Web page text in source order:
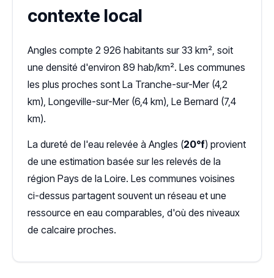
contexte local
Angles compte 2 926 habitants sur 33 km², soit
une densité d'environ 89 hab/km². Les communes
les plus proches sont La Tranche-sur-Mer (4,2
km), Longeville-sur-Mer (6,4 km), Le Bernard (7,4
km).
La dureté de l'eau relevée à Angles (20°f) provient
de une estimation basée sur les relevés de la
région Pays de la Loire. Les communes voisines
ci-dessus partagent souvent un réseau et une
ressource en eau comparables, d'où des niveaux
de calcaire proches.